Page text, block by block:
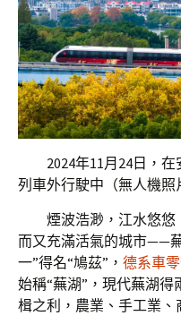
2024年11月24日，
列車外行駛中（無人機照
煙波浩渺，江水悠
而又充滿活氣的城市——
一”得名“鳩茲”， 德系車
始稱“蕪湖”，現代蕪湖
楫之利，農業、手工業、